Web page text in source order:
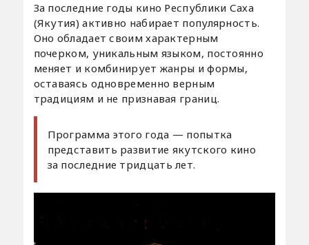
За последние годы кино Республики Саха
(Якутия) активно набирает популярность.
Оно обладает своим характерным
почерком, уникальным языком, постоянно
меняет и комбинирует жанры и формы,
оставаясь одновременно верным
традициям и не признавая границ.
Программа этого года — попытка
представить развитие якутского кино
за последние тридцать лет.